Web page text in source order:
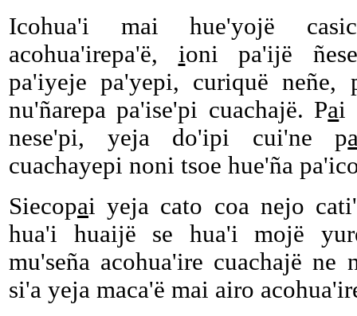
Icohua'i mai hue'yojë
acohua'irepa'ë, ioni pa'ijë
pa'iyeje pa'yepi, curiquë neñe,
nu'ñarepa pa'ise'pi cuachajë. Pai
nese'pi, yeja do'ipi cui'ne p
cuachayepi noni tsoe hue'ña
Siecopai yeja cato coa nejo
hua'i huaijë se hua'i mojë
mu'seña acohua'ire cuachajë ne
si'a yeja maca'ë mai airo